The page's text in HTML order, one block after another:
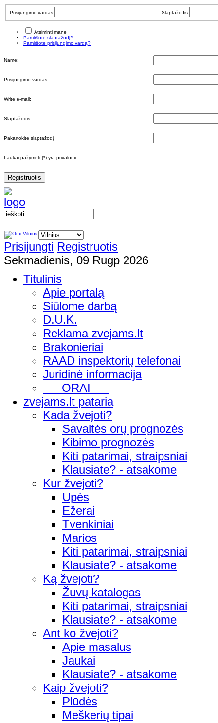
Prisijungimo vardas Slaptažodis
Atsiminti mane
Pamiršote slaptažodį?
Pamiršote prisijungimo vardą?
Name:
Prisijungimo vardas:
Write e-mail:
Slaptažodis:
Pakartokite slaptažodį:
Laukai pažymėti (*) yra privalomi.
Registruotis
Prisijungti Registruotis
Sekmadienis, 09 Rugp 2026
Titulinis
Apie portalą
Siūlome darbą
D.U.K.
Reklama zvejams.lt
Brakonieriai
RAAD inspektorių telefonai
Juridinė informacija
---- ORAI ----
zvejams.lt pataria
Kada žvejoti?
Savaitės orų prognozės
Kibimo prognozės
Kiti patarimai, straipsniai
Klausiate? - atsakome
Kur žvejoti?
Upės
Ežerai
Tvenkiniai
Marios
Kiti patarimai, straipsniai
Klausiate? - atsakome
Ką žvejoti?
Žuvų katalogas
Kiti patarimai, straipsniai
Klausiate? - atsakome
Ant ko žvejoti?
Apie masalus
Jaukai
Klausiate? - atsakome
Kaip žvejoti?
Plūdės
Meškerių tipai